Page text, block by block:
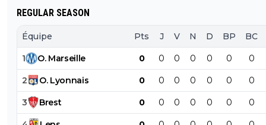
REGULAR SEASON
Équipe Pts J V N D BP BC
1 O. Marseille 0 0 0 0 0 0 0
2 O. Lyonnais 0 0 0 0 0 0 0
3 Brest 0 0 0 0 0 0 0